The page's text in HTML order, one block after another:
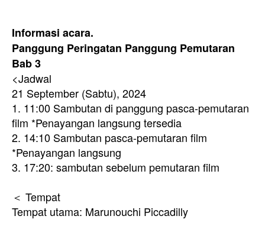
Informasi acara.
Panggung Peringatan Panggung Pemutaran
Bab 3
<Jadwal
21 September (Sabtu), 2024
1. 11:00 Sambutan di panggung pasca-pemutaran
film *Penayangan langsung tersedia
2. 14:10 Sambutan pasca-pemutaran film
*Penayangan langsung
3. 17:20: sambutan sebelum pemutaran film
＜ Tempat
Tempat utama: Marunouchi Piccadilly